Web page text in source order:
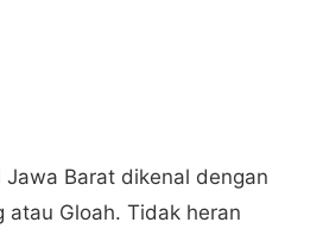
Barat dikenal dengan
atau Gloah. Tidak heran